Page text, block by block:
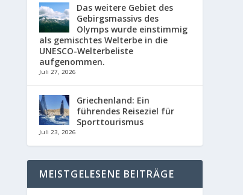
Das weitere Gebiet des
Gebirgsmassivs des
Olymps wurde einstimmig
als gemischtes Welterbe in die
UNESCO-Welterbeliste
aufgenommen.
Juli 27, 2026
Griechenland: Ein
führendes Reiseziel für
Sporttourismus
Juli 23, 2026
MEISTGELESENE BEITRÄGE